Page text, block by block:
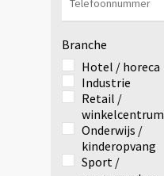
Branche
Hotel / horeca
Industrie
Retail /
winkelcentrum
Onderwijs /
kinderopvang
Sport /